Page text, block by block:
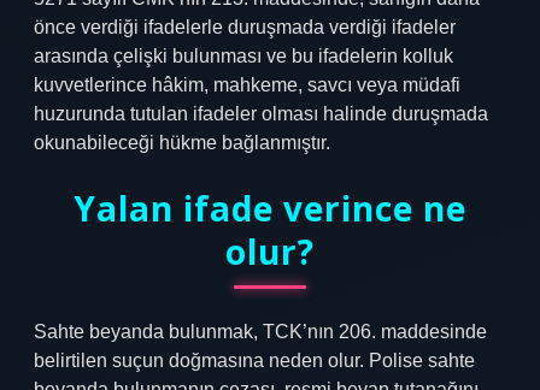
önce verdiği ifadelerle duruşmada verdiği ifadeler
arasında çelişki bulunması ve bu ifadelerin kolluk
kuvvetlerince hâkim, mahkeme, savcı veya müdafi
huzurunda tutulan ifadeler olması halinde duruşmada
okunabileceği hükme bağlanmıştır.
Yalan ifade verince ne
olur?
Sahte beyanda bulunmak, TCK’nın 206. maddesinde
belirtilen suçun doğmasına neden olur. Polise sahte